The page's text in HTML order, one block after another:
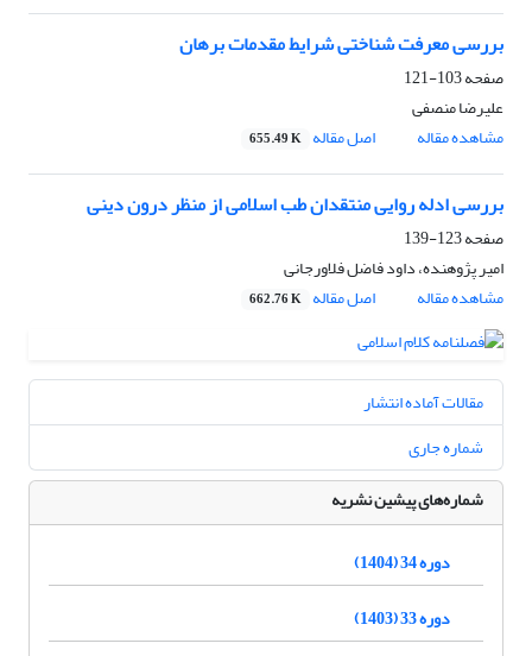
بررسی معرفت شناختی شرایط مقدمات برهان
صفحه103-121
علیرضا منصفی
مشاهده مقاله
اصل مقاله 655.49 K
بررسی ادله روایی منتقدان طب اسلامی از منظر درون دینی
صفحه123-139
امیر پژوهنده، داود فاضل فلاورجانی
مشاهده مقاله
اصل مقاله 662.76 K
مقالات آماده انتشار
شماره جاری
شماره‌های پیشین نشریه
دوره 34 (1404)
دوره 33 (1403)